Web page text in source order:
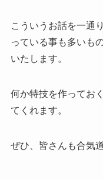
こういうお話を一通
っている事も多いも
いたします。
何か特技を作ってお
てくれます。
ぜひ、皆さんも合気